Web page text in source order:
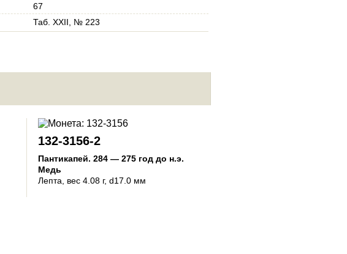
67
Таб. XXII, № 223
132-3156-2
Пантикапей. 284 — 275 год до н.э.
Медь
Лепта , вес 4.08 г, d17.0 мм